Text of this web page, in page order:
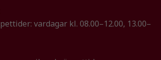
vardagar kl. 08.00–12.00, 13.00–
hemsidan